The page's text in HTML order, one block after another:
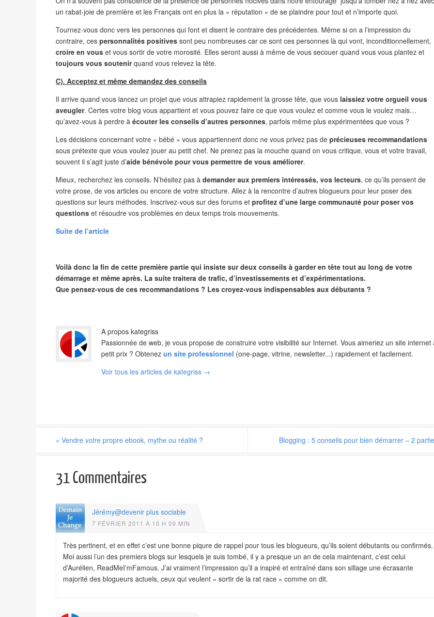
un rabat-joie de première et les Français ont en plus la « réputation » de se plaindre pour tout et n’importe quoi.
Tournez-vous donc vers les personnes qui font et disent le contraire des précédentes. Même si on a l’impression du
contraire, ces personnalités positives sont peu nombreuses car ce sont ces personnes là qui vont, inconditionnellement,
croire en vous et vous sortir de votre morosité. Elles seront aussi à même de vous secouer quand vous vous plantez et
toujours vous soutenirquand vous relevez la tête.
C). Acceptez et même demandez des conseils
Il arrive quand vous lancez un projet que vous attrapiez rapidement la grosse tête, que vous laissiez votre orgueil vous
aveugler. Certes votre blog vous appartient et vous pouvez faire ce que vous voulez et comme vous le voulez mais…
qu’avez-vous à perdre à écouter les conseils d’autres personnes, parfois même plus expérimentées que vous ?
Les décisions concernant votre « bébé » vous appartiennent donc ne vous privez pas de précieuses recommandations
sous prétexte que vous voulez jouer au petit chef. Ne prenez pas la mouche quand on vous critique, vous et votre travail,
souvent il s’agit juste d’aide bénévole pour vous permettre de vous améliorer.
Mieux, recherchez les conseils. N’hésitez pas à demander aux premiers intéressés, vos lecteurs, ce qu’ils pensent de
votre prose, de vos articles ou encore de votre structure. Allez à la rencontre d’autres blogueurs pour leur poser des
questions sur leurs méthodes. Inscrivez-vous sur des forums et profitez d’une large communauté pour poser vos
questions et résoudre vos problèmes en deux temps trois mouvements.
Suite de l’article
Voilà donc la fin de cette première partie qui insiste sur deux conseils à garder en tête tout au long de votre
démarrage et même après. La suite traitera de trafic, d’investissements et d’expérimentations.
Que pensez-vous de ces recommandations ? Les croyez-vous indispensables aux débutants ?
A propos kategriss
Passionnée de web, je vous propose de construire votre visibilité sur Internet. Vous aimeriez un site internet
petit prix ? Obtenez un site professionnel (one-page, vitrine, newsletter...) rapidement et facilement.
Voir tous les articles de kategriss →
« Vendre votre propre ebook, mythe ou réalité ? Blogging : 5 conseils pour bien démarrer – 2
31 Commentaires
Jérémy@devenir plus sociable
7 FÉVRIER 2011 À 10 H 09 MIN
Très pertinent, et en effet c’est une bonne piqure de rappel pour tous les blogueurs, qu’ils soient débutants ou confirmés.
Moi aussi l’un des premiers blogs sur lesquels je suis tombé, il y a presque un an de cela maintenant, c’est celui
d’Aurélien, ReadMeI’mFamous. J’ai vraiment l’impression qu’il a inspiré et entraîné dans son sillage une écrasante
majorité des blogueurs actuels, ceux qui veulent « sortir de la rat race » comme on dit.